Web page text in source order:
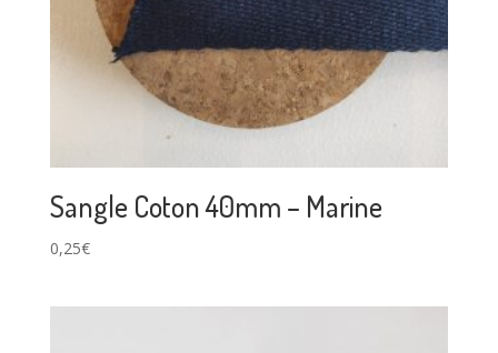
Sangle Coton 40mm – Marine
0,25€